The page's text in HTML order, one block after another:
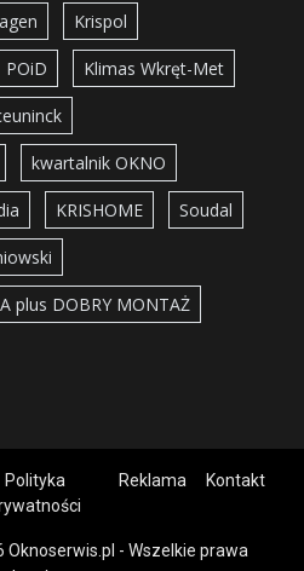
Krispol
POiD Klimas Wkręt-Met
kwartalnik OKNO
KRISHOME Soudal
plus DOBRY MONTAŻ
Polityka
Reklama Kontakt
- Wszelkie prawa